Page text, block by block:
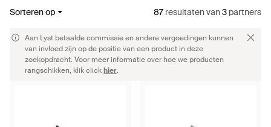
Sorteren op 87resultatenvan3 partners
Aan Lyst betaalde commissie en andere vergoedingen kunnen
van invloed zijn op de positie van een product in deze
zoekopdracht. Voor meer informatie over hoe we producten
rangschikken, klik clickhier.